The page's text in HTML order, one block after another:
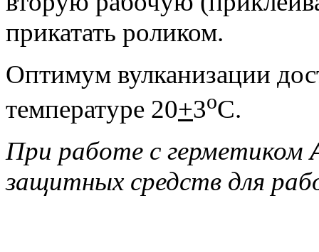
прикатать роликом.
Оптимум вулканизации
температуре 20+3oС.
При работе с герметиком
защитных средств для